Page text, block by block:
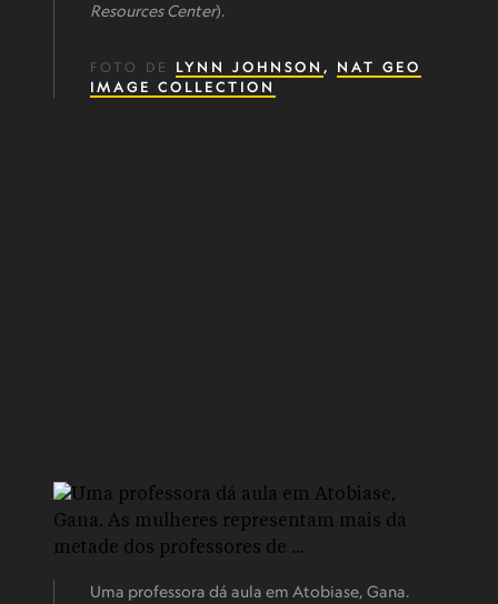
Resources Center).
FOTO DE LYNN JOHNSON , NAT GEO
IMAGE COLLECTION
Uma professora dá aula em Atobiase, Gana.